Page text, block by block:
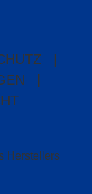
Herstellers